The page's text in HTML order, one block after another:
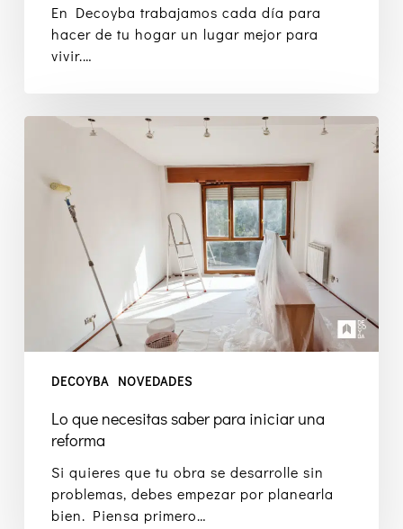
En Decoyba trabajamos cada día para
hacer de tu hogar un lugar mejor para
vivir.…
Lo
saber
DECOYBA NOVEDADES
Lo que necesitas saber para iniciar una
reforma
Si quieres que tu obra se desarrolle sin
problemas, debes empezar por planearla
bien. Piensa primero…